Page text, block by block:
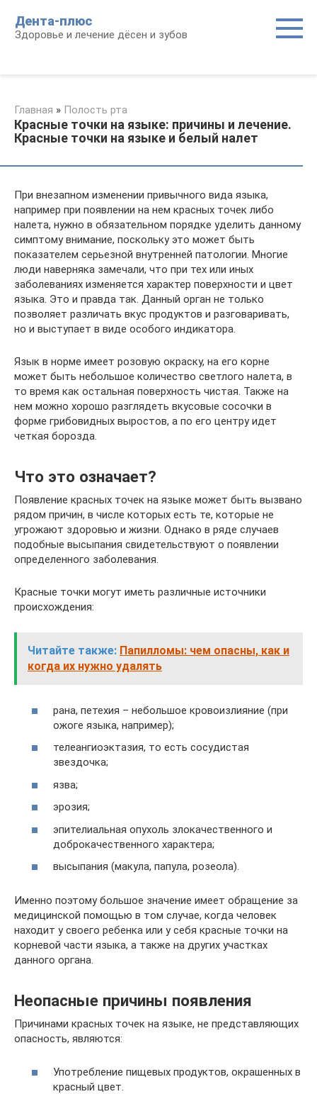
контенту
Дента-плюс
Здоровье и лечение дёсен и зубов
Главная » Полость рта
Красные точки на языке: причины и лечение.
Красные точки на языке и белый налет
При внезапном изменении привычного вида языка,
например при появлении на нем красных точек либо
налета, нужно в обязательном порядке уделить данному
симптому внимание, поскольку это может быть
показателем серьезной внутренней патологии. Многие
люди наверняка замечали, что при тех или иных
заболеваниях изменяется характер поверхности и цвет
языка. Это и правда так. Данный орган не только
позволяет различать вкус продуктов и разговаривать,
но и выступает в виде особого индикатора.
Язык в норме имеет розовую окраску, на его корне
может быть небольшое количество светлого налета, в
то время как остальная поверхность чистая. Также на
нем можно хорошо разглядеть вкусовые сосочки в
форме грибовидных выростов, а по его центру идет
четкая борозда.
Что это означает?
Появление красных точек на языке может быть вызвано
рядом причин, в числе которых есть те, которые не
угрожают здоровью и жизни. Однако в ряде случаев
подобные высыпания свидетельствуют о появлении
определенного заболевания.
Красные точки могут иметь различные источники
происхождения:
Читайте также: Папилломы: чем опасны, как и
когда их нужно удалять
рана, петехия – небольшое кровоизлияние (при
ожоге языка, например);
телеангиоэктазия, то есть сосудистая
звездочка;
язва;
эрозия;
эпителиальная опухоль злокачественного и
доброкачественного характера;
высыпания (макула, папула, розеола).
Именно поэтому большое значение имеет обращение за
медицинской помощью в том случае, когда человек
находит у своего ребенка или у себя красные точки на
корневой части языка, а также на других участках
данного органа.
Неопасные причины появления
Причинами красных точек на языке, не представляющих
опасность, являются:
Употребление пищевых продуктов, окрашенных в
красный цвет.